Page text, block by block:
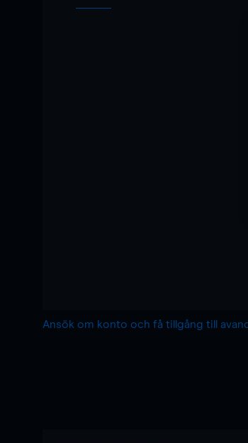
Ansök om konto och få tillgång till